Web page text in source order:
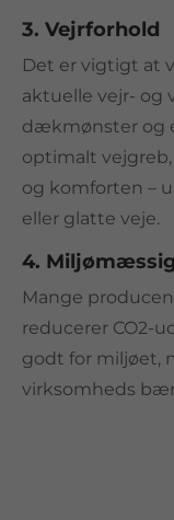
3. Vejrforhold
Det er vigtigt at
aktuelle vejr- og
dækmønster og
optimalt
og komforten –
eller glatte veje.
4.
Mange
reducerer CO2-
godt for miljøet,
virksomheds